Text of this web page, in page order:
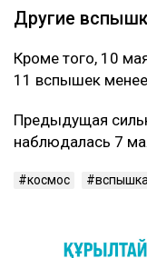
Другие
Кроме того, 10
11 вспышек
Предыдущая
наблюдалась 7
космос вспышка